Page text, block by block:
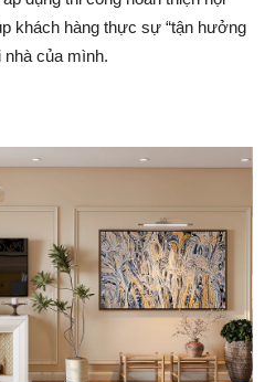
khách hàng thực sự “tận hưởng
nhà của mình.